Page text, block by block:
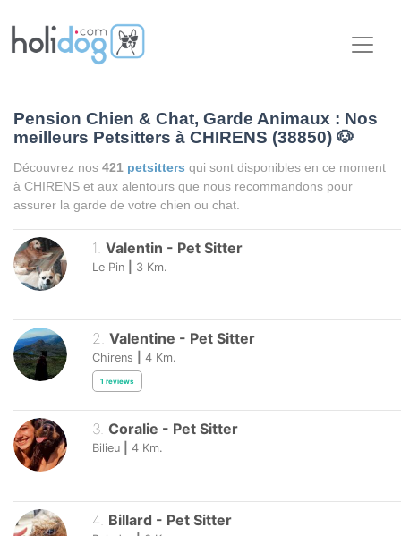
Pension Chien & Chat, Garde Animaux : Nos
meilleurs Petsitters à CHIRENS (38850) 🐶
Découvrez nos 421 petsitters qui sont disponibles en ce moment
à CHIRENS et aux alentours que nous recommandons pour
assurer la garde de votre chien ou chat.
1. Valentin - Pet Sitter
Le Pin 3 Km.
2. Valentine - Pet Sitter
Chirens 4 Km.
1 reviews
3. Coralie - Pet Sitter
Bilieu 4 Km.
4 Billard - Pet Sitter